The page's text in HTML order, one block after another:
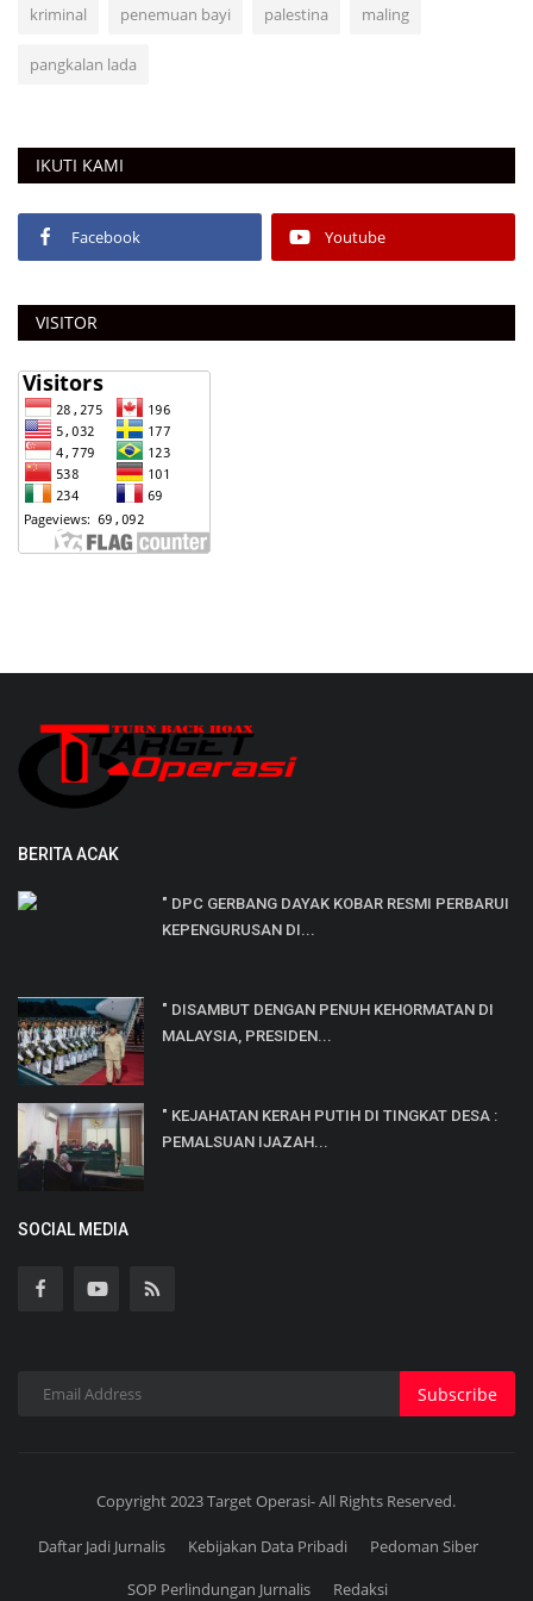
kriminal penemuan bayi palestina maling
pangkalan lada
IKUTI KAMI
Facebook Youtube
VISITOR
BERITA ACAK
" DPC GERBANG DAYAK KOBAR RESMI PERBARUI
KEPENGURUSAN DI...
" DISAMBUT DENGAN PENUH KEHORMATAN DI
MALAYSIA, PRESIDEN...
" KEJAHATAN KERAH PUTIH DI TINGKAT DESA :
PEMALSUAN IJAZAH...
SOCIAL MEDIA
Subscribe
Copyright 2023 Target Operasi- All Rights Reserved.
Daftar Jadi Jurnalis Kebijakan Data Pribadi
Pedoman Siber
SOP Perlindungan Jurnalis
Redaksi